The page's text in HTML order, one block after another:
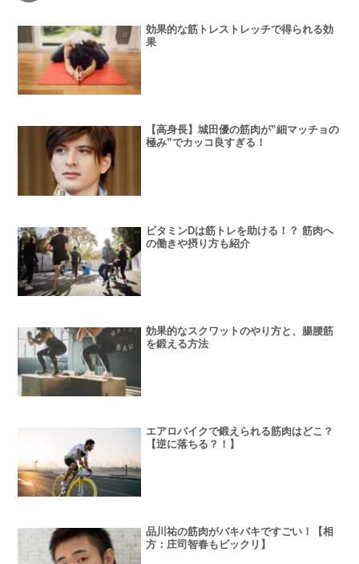
効果的な筋トレストレッチで得られる効
果
【高身長】城田優の筋肉が”細マッチョの
極み”でカッコ良すぎる！
ビタミンDは筋トレを助ける！？ 筋肉へ
の働きや摂り方も紹介
効果的なスクワットのやり方と、腸腰筋
を鍛える方法
エアロバイクで鍛えられる筋肉はどこ？
【逆に落ちる？！】
品川祐の筋肉がバキバキですごい！【相
方：庄司智春もビックリ】